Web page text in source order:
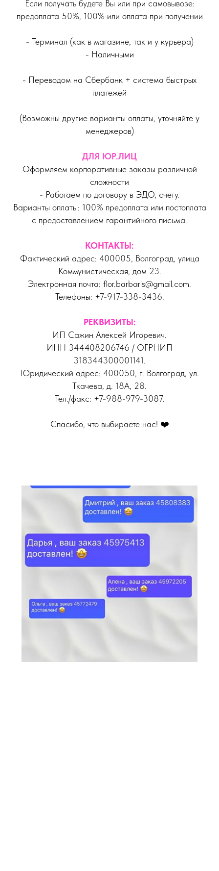
Если получать будете Вы или при самовывозе:
предоплата 50%, 100% или оплата при получении
- Терминал (как в магазине, так и у курьера)
- Наличными
- Переводом на Сбербанк + система быстрых
платежей
(Возможны другие варианты оплаты, уточняйте у
менеджеров)
ДЛЯ ЮР.ЛИЦ
Оформляем корпоративные заказы различной
сложности
- Работаем по договору в ЭДО, счету.
Варианты оплаты: 100% предоплата или постоплата
с предоставлением гарантийного письма.
КОНТАКТЫ:
Фактический адрес: 400005, Волгоград, улица
Коммунистическая, дом 23.
Электронная почта: flor.barbaris@gmail.com.
Телефоны: +7-917-338-3436.
РЕКВИЗИТЫ:
ИП Сажин Алексей Игоревич.
ИНН 344408206746 / ОГРНИП
318344300001141.
Юридический адрес: 400050, г. Волгоград, ул.
Ткачева, д. 18А, 28.
Тел./факс: +7-988-979-3087.
Спасибо, что выбираете нас! ❤️